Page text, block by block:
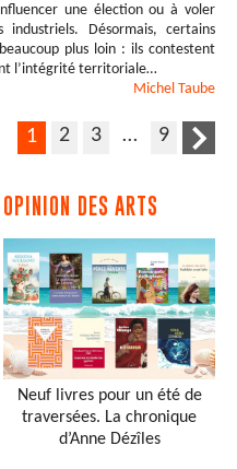
une élection ou à voler
industriels. Désormais, certains
plus loin : ils contestent
l’intégrité territoriale…
Michel Taube
1 2 3 … 9
OPINION DES ARTS
Neuf livres pour un été de
traversées. La chronique
d’Anne Dézîles